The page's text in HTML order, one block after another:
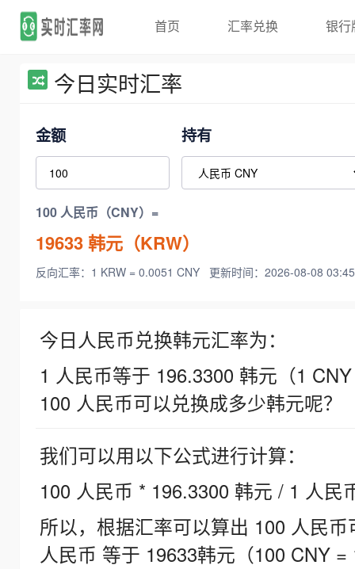
首页 汇率兑换 银行
今日实时汇率
金额 持有
100 人民币（CNY）=
19633韩元（KRW）
反向汇率：1 KRW = 0.0051 CNY 更新时间：2026-08-08
今日人民币兑换韩元汇率为：
1 人民币等于 196.3300 韩元（1
100 人民币可以兑换成多少韩元呢？
我们可以用以下公式进行计算：
100 人民币 * 196.3300 韩元 / 1 人民
所以，根据汇率可以算出 100 人民
人民币 等于 19633韩元（100 CNY =